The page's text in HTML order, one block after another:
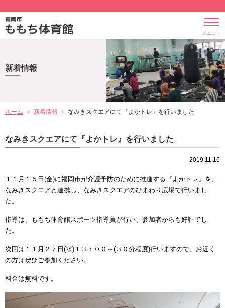
メニュー
新着情報
ホーム › 新着情報 › なみきスクエアにて『よかトレ』を行いました
なみきスクエアにて『よかトレ』を行いました
2019.11.16
１１月１５日(金)に福岡市が介護予防のために推進する『よかトレ』を、
なみきスクエアと連携し、なみきスクエアのひまわり広場で行いまし
た。
指導は、ももち体育館スポーツ指導員が行い、参加者からも好評でし
た。
次回は１１月２７日(水)１３：００～(３０分程度)行いますので、お近く
の方はぜひご参加ください。
料金は無料です。